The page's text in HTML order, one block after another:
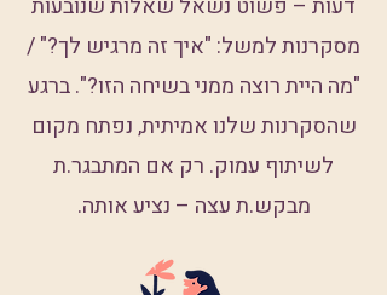
דעות – פשוט נשאל שאלות שנובעות
מסקרנות למשל: "איך זה מרגיש לך?" /
"מה היית רוצה ממני בשיחה הזו?". ברגע
שהסקרנות שלנו אמיתית, נפתח מקום
לשיתוף עמוק. רק אם המתבגר.ת
מבקש.ת עצה – נציע אותה.